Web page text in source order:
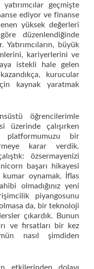
yatırımcılar geçmişte
ediyor ve finanse
yüksek değerleri
düzenlendiğinde
büyük
kariyerlerini ve
istekli hale gelen
kurucular
kaynak yaratmak
öğrencilerimle
üzerinde çalışırken
platformumuzu bir
karar verdik.
özsermayenizi
başarı hikayesi
oynamak. İflas
olmadığınız yeni
piyangosunu
da, bir teknoloji
çıkardık. Bunun
ve fırsatları bir kez
nasıl şimdiden
etkilerinden dolayı